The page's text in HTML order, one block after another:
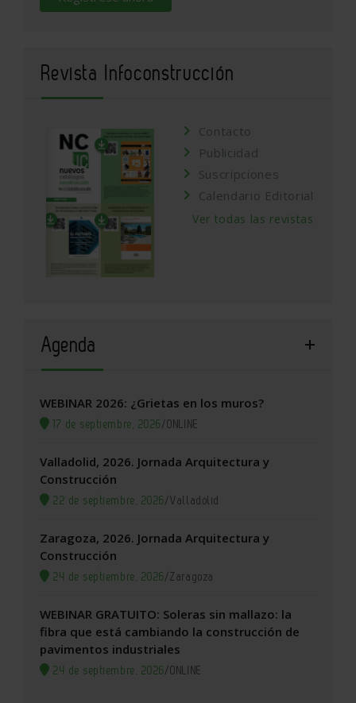
Revista Infoconstrucción
Contacto
Publicidad
Suscripciones
Calendario Editorial
Ver todas las revistas
Agenda
WEBINAR 2026: ¿Grietas en los muros?
17 de septiembre, 2026/ONLINE
Valladolid, 2026. Jornada Arquitectura y
Construcción
22 de septiembre, 2026/Valladolid
Zaragoza, 2026. Jornada Arquitectura y
Construcción
24 de septiembre, 2026/Zaragoza
WEBINAR GRATUITO: Soleras sin mallazo: la
fibra que está cambiando la construcción de
pavimentos industriales
24 de septiembre, 2026/ONLINE